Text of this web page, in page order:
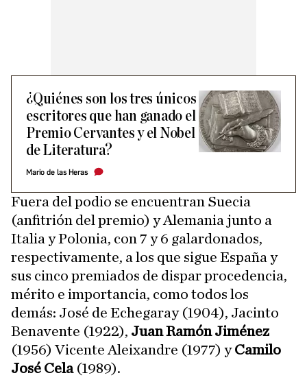
¿Quiénes son los tres únicos
escritores que han ganado el
Premio Cervantes y el Nobel
de Literatura?
Mario de las Heras
Fuera del podio se encuentran Suecia
(anfitrión del premio) y Alemania junto a
Italia y Polonia, con 7 y 6 galardonados,
respectivamente, a los que sigue España y
sus cinco premiados de dispar procedencia,
mérito e importancia, como todos los
demás: José de Echegaray (1904), Jacinto
Benavente (1922), Juan Ramón Jiménez
(1956) Vicente Aleixandre (1977) yCamilo
José Cela (1989).